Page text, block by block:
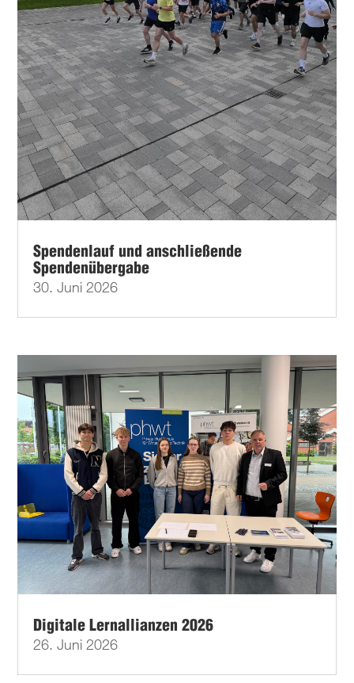
Spendenlauf und anschließende
Spendenübergabe
30. Juni 2026
Digitale Lernallianzen 2026
26. Juni 2026